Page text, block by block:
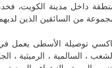
داخل مدينة الكويت،
من السائقين الذين
، السالمية ، الرميثية ،